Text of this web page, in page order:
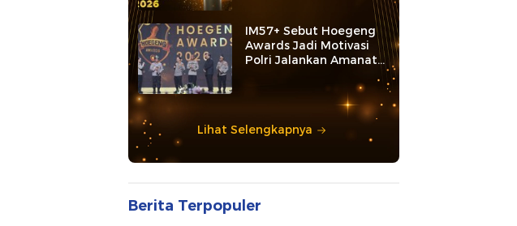
IM57+ Sebut Hoegeng
Awards Jadi Motivasi
Polri Jalankan Amanat
Lihat Selengkapnya
Berita Terpopuler